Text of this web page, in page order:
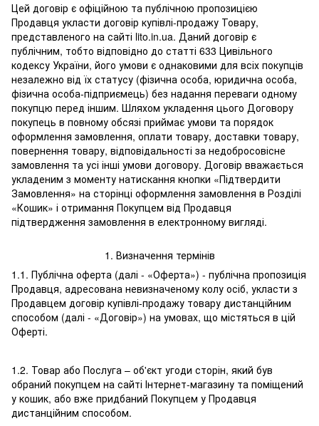
Цей договір є офіційною та публічною пропозицією
Продавця укласти договір купівлі-продажу Товару,
представленого на сайті lito.in.ua. Даний договір є
публічним, тобто відповідно до статті 633 Цивільного
кодексу України, його умови є однаковими для всіх покупців
незалежно від їх статусу (фізична особа, юридична особа,
фізична особа-підприємець) без надання переваги одному
покупцю перед іншим. Шляхом укладення цього Договору
покупець в повному обсязі приймає умови та порядок
оформлення замовлення, оплати товару, доставки товару,
повернення товару, відповідальності за недобросовісне
замовлення та усі інші умови договору. Договір вважається
укладеним з моменту натискання кнопки «Підтвердити
Замовлення» на сторінці оформлення замовлення в Розділі
«Кошик» і отримання Покупцем від Продавця
підтвердження замовлення в електронному вигляді.
1. Визначення термінів
1.1. Публічна оферта (далі - «Оферта») - публічна пропозиція
Продавця, адресована невизначеному колу осіб, укласти з
Продавцем договір купівлі-продажу товару дистанційним
способом (далі - «Договір») на умовах, що містяться в цій
Оферті.
1.2. Товар або Послуга – об'єкт угоди сторін, який був
обраний покупцем на сайті Інтернет-магазину та поміщений
у кошик, або вже придбаний Покупцем у Продавця
дистанційним способом.